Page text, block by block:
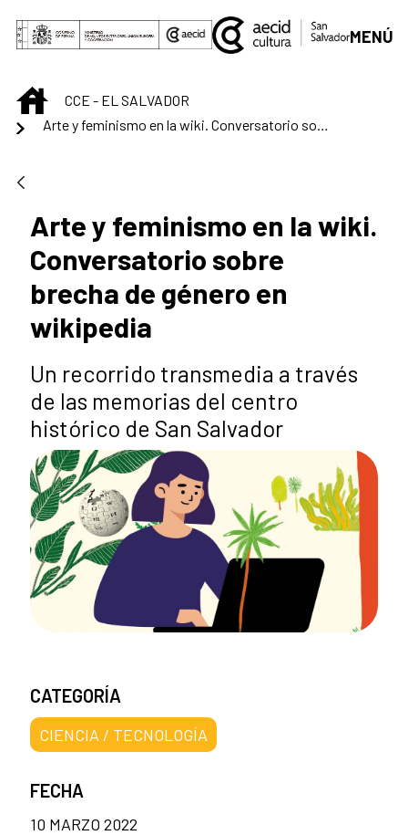
Saltar al contenido principal
MENÚ
INICIOCCE - EL SALVADOR
Arte y feminismo en la wiki.
Conversatorio sobre
brecha de género en
wikipedia
Un recorrido transmedia a través
de las memorias del centro
histórico de San Salvador
CATEGORÍA
CIENCIA / TECNOLOGÍA
FECHA
10 MARZO 2022